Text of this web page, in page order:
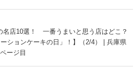
名店10選！ 一番うまいと思う店はどこ？
ーションケーキの日」！】（2/4） | 兵庫県
ージ目